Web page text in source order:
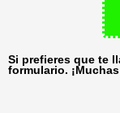
Si prefieres que te
formulario.